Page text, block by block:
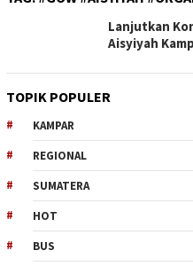
Lanjutkan
Aisyiyah
TOPIK POPULER
KAMPAR
REGIONAL
SUMATERA
HOT
BUS